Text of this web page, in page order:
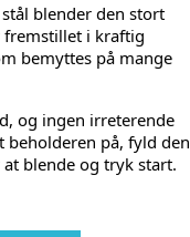
blender den stort
fremstillet i kraftig
bemyttes på mange
og ingen irreterende
beholderen på, fyld den
blende og tryk start.